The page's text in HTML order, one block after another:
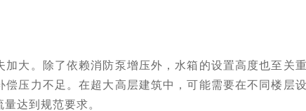
大。除了依赖消防泵增压外，水箱的设置高度也至关
压力不足。在超大高层建筑中，可能需要在不同楼层
达到规范要求。